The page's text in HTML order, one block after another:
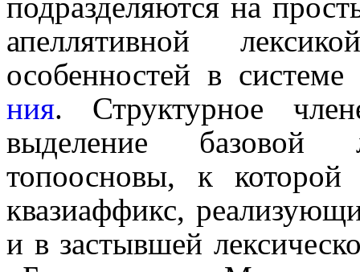
апеллятивной
особенностей в
ния. Структурное
выделение базовой
топоосновы, к которой
квазиаффикс,
и в застывшей